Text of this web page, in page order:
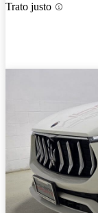
Trato justo